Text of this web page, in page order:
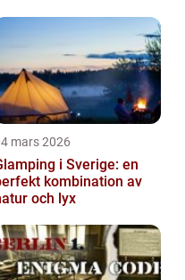
mars 2026
i Sverige: en
kombination av
och lyx